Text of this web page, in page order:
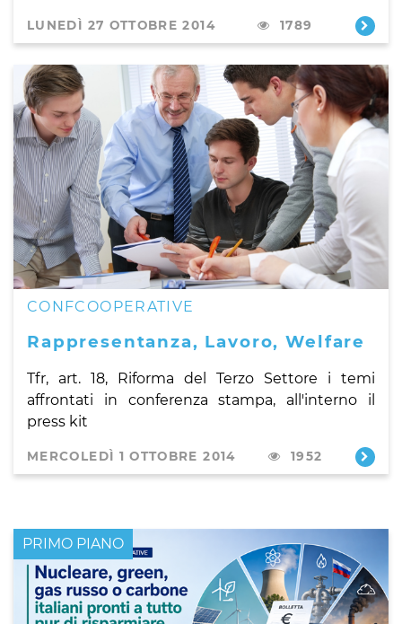
LUNEDÌ 27 OTTOBRE 2014 1789
CONFCOOPERATIVE
Rappresentanza, Lavoro, Welfare
Tfr, art. 18, Riforma del Terzo Settore i temi
affrontati in conferenza stampa, all'interno il
press kit
MERCOLEDÌ 1 OTTOBRE 2014 1952
PRIMO PIANO